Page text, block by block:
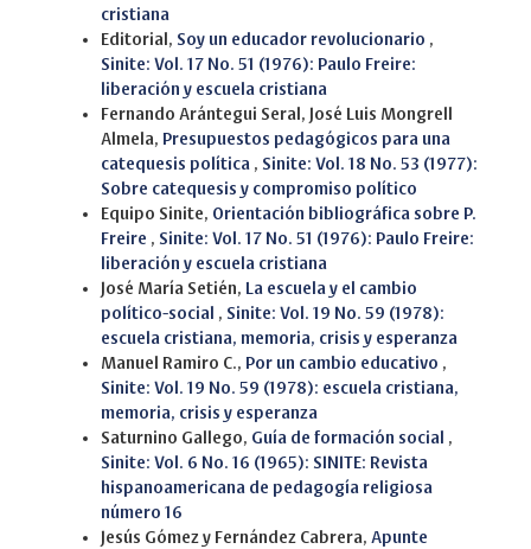
cristiana
Editorial, Soy un educador revolucionario ,
Sinite: Vol. 17 No. 51 (1976): Paulo Freire:
liberación y escuela cristiana
Fernando Arántegui Seral, José Luis Mongrell
Almela, Presupuestos pedagógicos para una
catequesis política , Sinite: Vol. 18 No. 53 (1977):
Sobre catequesis y compromiso político
Equipo Sinite, Orientación bibliográfica sobre P.
Freire , Sinite: Vol. 17 No. 51 (1976): Paulo Freire:
liberación y escuela cristiana
José María Setién, La escuela y el cambio
político-social , Sinite: Vol. 19 No. 59 (1978):
escuela cristiana, memoria, crisis y esperanza
Manuel Ramiro C., Por un cambio educativo ,
Sinite: Vol. 19 No. 59 (1978): escuela cristiana,
memoria, crisis y esperanza
Saturnino Gallego, Guía de formación social ,
Sinite: Vol. 6 No. 16 (1965): SINITE: Revista
hispanoamericana de pedagogía religiosa
número 16
Jesús Gómez y Fernández Cabrera, Apunte